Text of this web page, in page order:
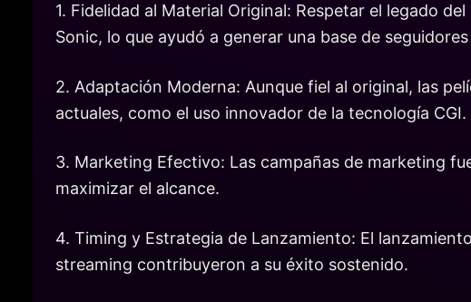
1. Fidelidad al Material Original: Respetar el legado
Sonic, lo que ayudó a generar una base de seguidores
2. Adaptación Moderna: Aunque fiel al original, las
actuales, como el uso innovador de la tecnología CGI.
3. Marketing Efectivo: Las campañas de marketing
maximizar el alcance.
4. Timing y Estrategia de Lanzamiento: El
streaming contribuyeron a su éxito sostenido.